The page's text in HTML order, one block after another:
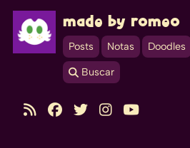
made by romeo
Posts Notas Doodles
 Buscar
    